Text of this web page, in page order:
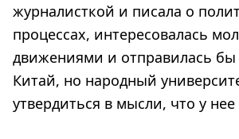
журналисткой и писала о
процессах, интересовалась
движениями и отправилась бы
Китай, но народный
утвердиться в мысли, что у нее